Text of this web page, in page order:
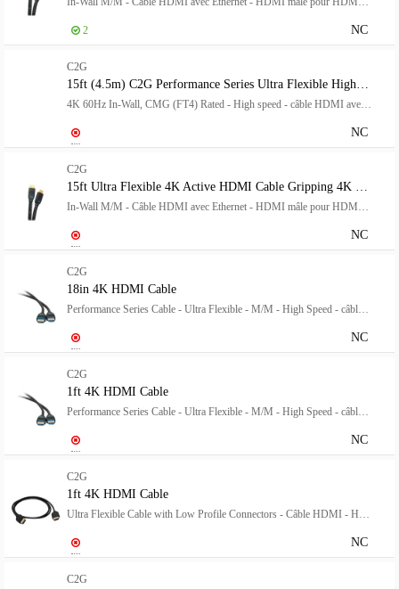
NC
2
C2G
15ft (4.5m) C2G Performance Series Ultra Flexible High Speed HDMI Cable
NC
C2G
15ft Ultra Flexible 4K Active HDMI Cable Gripping 4K 60Hz
NC
C2G
18in 4K HDMI Cable
NC
C2G
1ft 4K HDMI Cable
NC
C2G
1ft 4K HDMI Cable
NC
C2G